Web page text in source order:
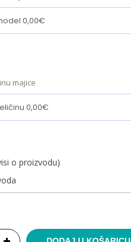
majice
o proizvodu)